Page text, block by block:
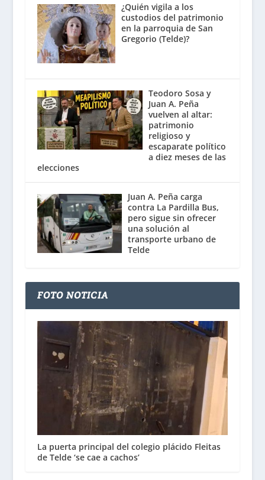
¿Quién vigila a los
custodios del patrimonio
en la parroquia de San
Gregorio (Telde)?
Teodoro Sosa y
Juan A. Peña
vuelven al altar:
patrimonio
religioso y
escaparate político
a diez meses de las
elecciones
Juan A. Peña carga
contra La Pardilla Bus,
pero sigue sin ofrecer
una solución al
transporte urbano de
Telde
FOTO NOTICIA
La puerta principal del colegio plácido Fleitas
de Telde ‘se cae a cachos’